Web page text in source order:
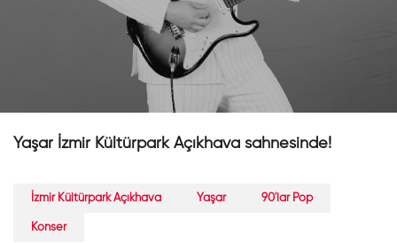
Yaşar İzmir Kültürpark Açıkhava sahnesinde!
İzmir Kültürpark Açıkhava Yaşar 90'lar Pop
Konser